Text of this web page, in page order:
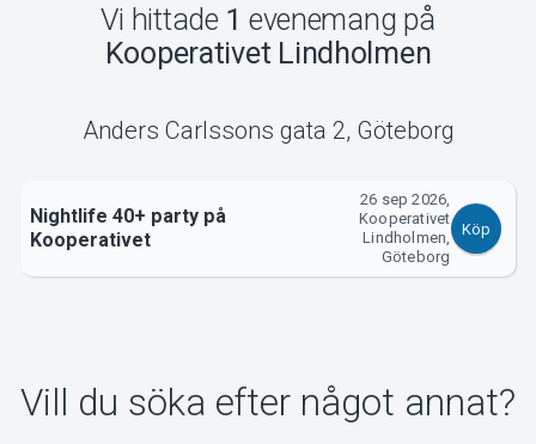
MyTickster
Support
Vi hittade 1 evenemang på
Kooperativet Lindholmen
Anders Carlssons gata 2, Göteborg
Nightlife 40+ party på
Kooperativet
26 sep 2026,
Kooperativet
Lindholmen,
Göteborg
Köp
Vill du söka efter något annat?